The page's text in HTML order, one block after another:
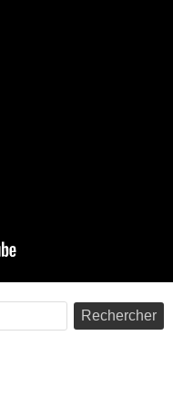
Rechercher